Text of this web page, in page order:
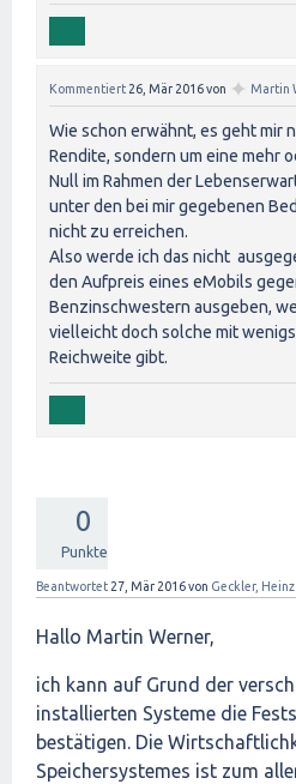
Kommentiert 26, Mär 2016von ✦ Martin
Wie schon erwähnt, es geht mir
Rendite, sondern um eine mehr
Null im Rahmen der
unter den bei mir gegebenen
nicht zu erreichen.
Also werde ich das nicht
den Aufpreis eines eMobils
Benzinschwestern ausgeben,
vielleicht doch solche mit
Reichweite gibt.
0
Punkte
Beantwortet 27, Mär 2016von Geckler, Heinz
Hallo Martin Werner,
ich kann auf Grund der
installierten Systeme die
bestätigen. Die
Speichersystemes ist zum